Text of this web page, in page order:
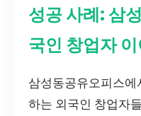
성공 사례: 삼
국인 창업자
삼성동공유오피스
하는 외국인 창업자